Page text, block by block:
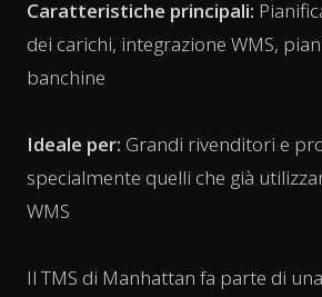
Caratteristiche principali:
dei carichi, integrazione WMS,
banchine
Ideale per: Grandi rivenditori e
specialmente quelli che già
WMS
Il TMS di Manhattan fa parte di